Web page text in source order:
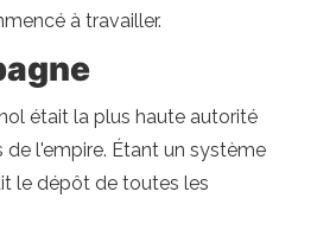
à travailler.
était la plus haute autorité
de l'empire. Étant un système
le dépôt de toutes les